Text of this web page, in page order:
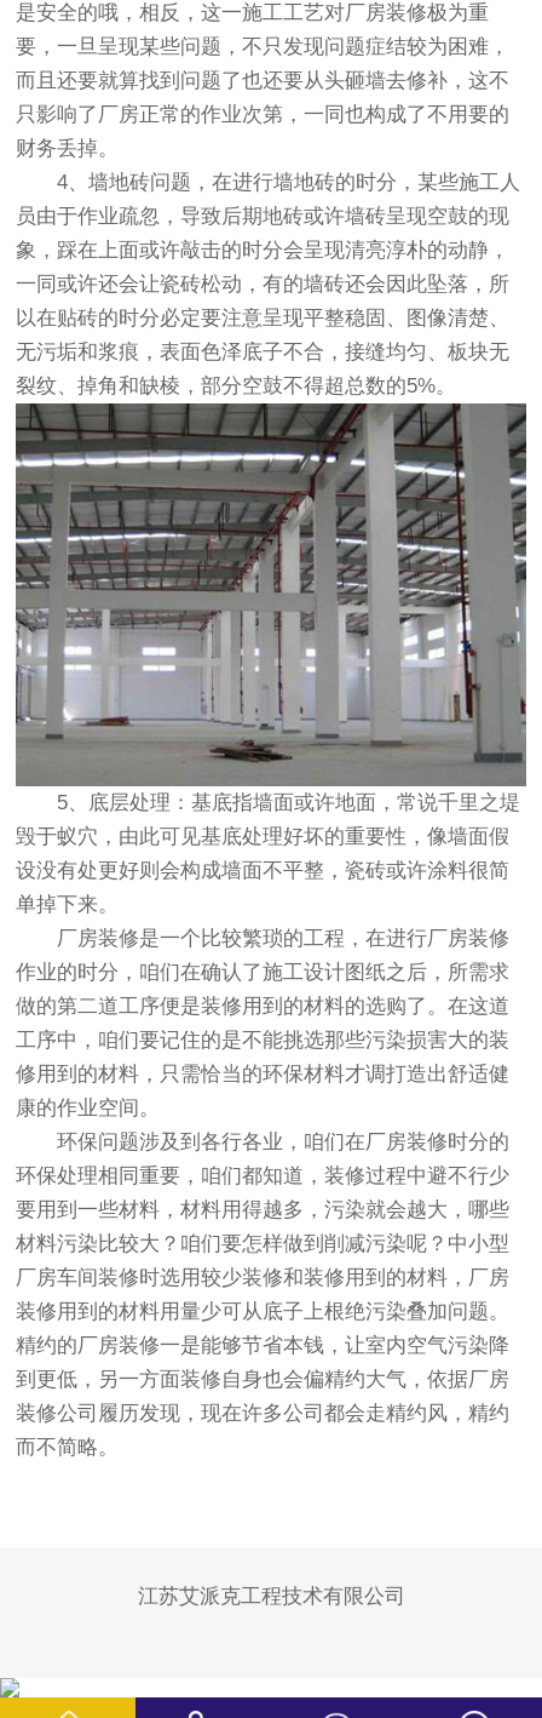
是安全的哦，相反，这一施工工艺对厂房装修极为重
要，一旦呈现某些问题，不只发现问题症结较为困难，
而且还要就算找到问题了也还要从头砸墙去修补，这不
只影响了厂房正常的作业次第，一同也构成了不用要的
财务丢掉。
4、墙地砖问题，在进行墙地砖的时分，某些施工人
员由于作业疏忽，导致后期地砖或许墙砖呈现空鼓的现
象，踩在上面或许敲击的时分会呈现清亮淳朴的动静，
一同或许还会让瓷砖松动，有的墙砖还会因此坠落，所
以在贴砖的时分必定要注意呈现平整稳固、图像清楚、
无污垢和浆痕，表面色泽底子不合，接缝均匀、板块无
裂纹、掉角和缺棱，部分空鼓不得超总数的5%。
5、底层处理：基底指墙面或许地面，常说千里之堤
毁于蚁穴，由此可见基底处理好坏的重要性，像墙面假
设没有处更好则会构成墙面不平整，瓷砖或许涂料很简
单掉下来。
厂房装修是一个比较繁琐的工程，在进行厂房装修
作业的时分，咱们在确认了施工设计图纸之后，所需求
做的第二道工序便是装修用到的材料的选购了。在这道
工序中，咱们要记住的是不能挑选那些污染损害大的装
修用到的材料，只需恰当的环保材料才调打造出舒适健
康的作业空间。
环保问题涉及到各行各业，咱们在厂房装修时分的
环保处理相同重要，咱们都知道，装修过程中避不行少
要用到一些材料，材料用得越多，污染就会越大，哪些
材料污染比较大？咱们要怎样做到削减污染呢？中小型
厂房车间装修时选用较少装修和装修用到的材料，厂房
装修用到的材料用量少可从底子上根绝污染叠加问题。
精约的厂房装修一是能够节省本钱，让室内空气污染降
到更低，另一方面装修自身也会偏精约大气，依据厂房
装修公司履历发现，现在许多公司都会走精约风，精约
而不简略。
江苏艾派克工程技术有限公司